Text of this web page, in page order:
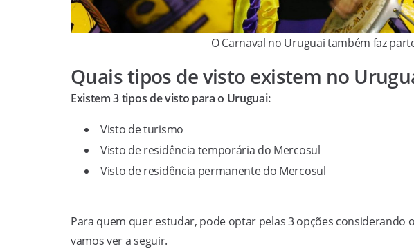
O Carnaval no Uruguai também faz
Quais tipos de visto existem no
Existem 3 tipos de visto para o Uruguai:
Visto de turismo
Visto de residência temporária do Mercosul
Visto de residência permanente do Mercosul
Para quem quer estudar, pode optar pelas 3 opções considerando
vamos ver a seguir.